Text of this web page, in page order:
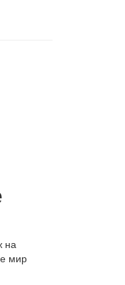
на
мир